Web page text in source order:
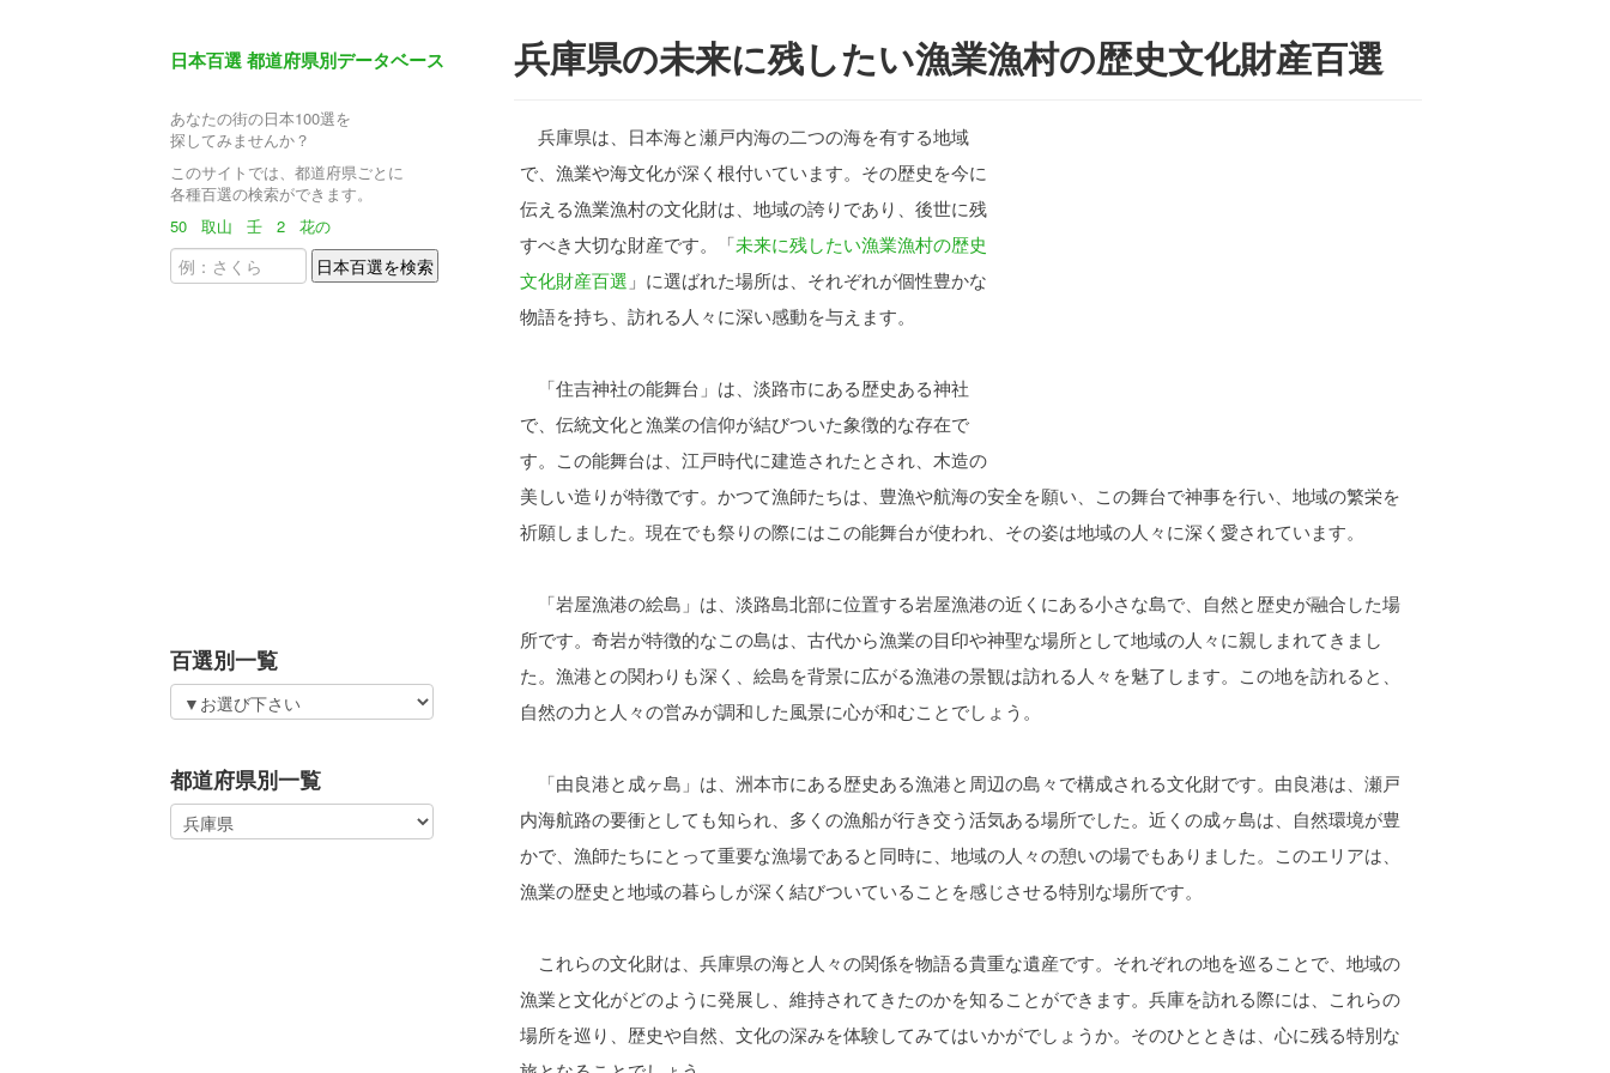
日本百選 都道府県別データベース
あなたの街の日本100選を
探してみませんか？
このサイトでは、都道府県ごとに
各種百選の検索ができます。
50
取山 壬 2 花の
百選別一覧
都道府県別一覧
兵庫県の未来に残したい漁業漁村の歴史文化財産百選
兵庫県は、日本海と瀬戸内海の二つの海を有する地域
で、漁業や海文化が深く根付いています。その歴史を今に
伝える漁業漁村の文化財は、地域の誇りであり、後世に残
すべき大切な財産です。「未来に残したい漁業漁村の歴史
文化財産百選 」に選ばれた場所は、それぞれが個性豊かな
物語を持ち、訪れる人々に深い感動を与えます。
「住吉神社の能舞台」は、淡路市にある歴史ある神社
で、伝統文化と漁業の信仰が結びついた象徴的な存在で
す。この能舞台は、江戸時代に建造されたとされ、木造の
美しい造りが特徴です。かつて漁師たちは、豊漁や航海の安全を願い、この舞台で神事を行い、地域の繁栄を
祈願しました。現在でも祭りの際にはこの能舞台が使われ、その姿は地域の人々に深く愛されています。
「岩屋漁港の絵島」は、淡路島北部に位置する岩屋漁港の近くにある小さな島で、自然と歴史が融合した場
所です。奇岩が特徴的なこの島は、古代から漁業の目印や神聖な場所として地域の人々に親しまれてきまし
た。漁港との関わりも深く、絵島を背景に広がる漁港の景観は訪れる人々を魅了します。この地を訪れると、
自然の力と人々の営みが調和した風景に心が和むことでしょう。
「由良港と成ヶ島」は、洲本市にある歴史ある漁港と周辺の島々で構成される文化財です。由良港は、瀬戸
内海航路の要衝としても知られ、多くの漁船が行き交う活気ある場所でした。近くの成ヶ島は、自然環境が豊
かで、漁師たちにとって重要な漁場であると同時に、地域の人々の憩いの場でもありました。このエリアは、
漁業の歴史と地域の暮らしが深く結びついていることを感じさせる特別な場所です。
これらの文化財は、兵庫県の海と人々の関係を物語る貴重な遺産です。それぞれの地を巡ることで、地域の
漁業と文化がどのように発展し、維持されてきたのかを知ることができます。兵庫を訪れる際には、これらの
場所を巡り、歴史や自然、文化の深みを体験してみてはいかがでしょうか。そのひとときは、心に残る特別な